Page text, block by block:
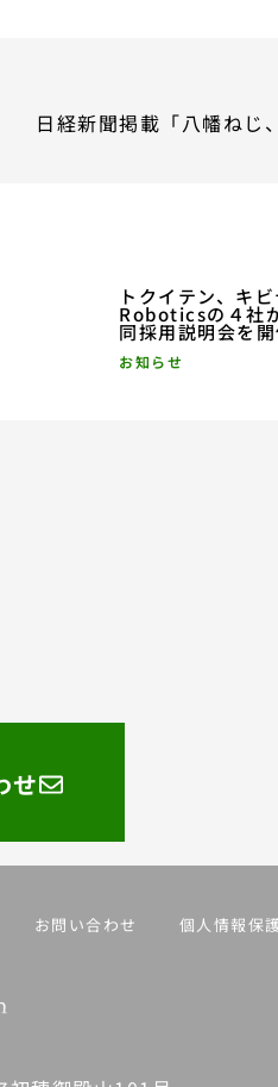
トクイテン、キ
Roboticsの４社
同採用説明会を
お知らせ
せ
お問い合わせ 個人情報保